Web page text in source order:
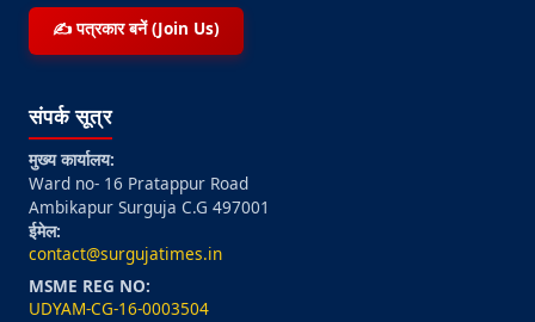
✍️ पत्रकार बनें (Join Us)
संपर्क सूत्र
मुख्य कार्यालय:
Ward no- 16 Pratappur Road
Ambikapur Surguja C.G 497001
ईमेल:
contact@surgujatimes.in
MSME REG NO:
UDYAM-CG-16-0003504